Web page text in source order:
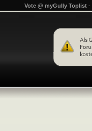
Vote @ myGully Toplist -